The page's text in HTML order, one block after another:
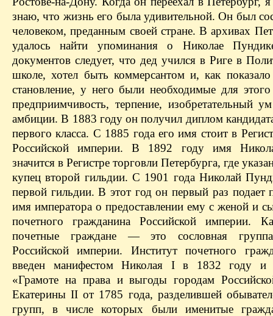
знаю, что жизнь его была удивительной. Он был
человеком, преданным своей стране. В архивах
удалось найти упоминания о Николае
документов следует, что дед учился в Риге в
школе, хотел быть коммерсантом и, как
становление, у него были необходимые для
предприимчивость, терпение, изобретательный
амбиции. В 1883 году он получил диплом
первого класса. C 1885 года его имя стоит в
Российской империи. В 1892 году имя
значится в Регистре торговли Петербурга, где
купец второй гильдии. С 1901 года Николай
первой гильдии. В этот год он первый раз подает
имя императора о предоставлении ему с женой и
почетного гражданина Российской империи.
почетные граждане — это сословная группа
Российской империи. Институт почетного
введен манифестом Николая I в 1832 году и
«Грамоте на права и выгоды городам
Екатерины II от 1785 года, разделившей
групп, в числе которых были именитые